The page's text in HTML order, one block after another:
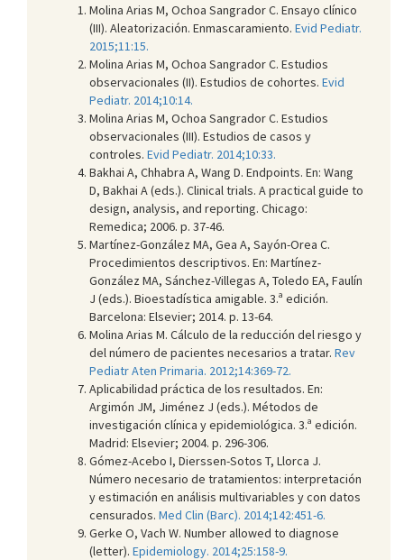
Molina Arias M, Ochoa Sangrador C. Ensayo clínico
(III). Aleatorización. Enmascaramiento. Evid Pediatr.
2015;11:15.
Molina Arias M, Ochoa Sangrador C. Estudios
observacionales (II). Estudios de cohortes. Evid
Pediatr. 2014;10:14.
Molina Arias M, Ochoa Sangrador C. Estudios
observacionales (III). Estudios de casos y
controles. Evid Pediatr. 2014;10:33.
Bakhai A, Chhabra A, Wang D. Endpoints. En: Wang
D, Bakhai A (eds.). Clinical trials. A practical guide to
design, analysis, and reporting. Chicago:
Remedica; 2006. p. 37-46.
Martínez-González MA, Gea A, Sayón-Orea C.
Procedimientos descriptivos. En: Martínez-
González MA, Sánchez-Villegas A, Toledo EA, Faulín
J (eds.). Bioestadística amigable. 3.ª edición.
Barcelona: Elsevier; 2014. p. 13-64.
Molina Arias M. Cálculo de la reducción del riesgo y
del número de pacientes necesarios a tratar. Rev
Pediatr Aten Primaria. 2012;14:369-72.
Aplicabilidad práctica de los resultados. En:
Argimón JM, Jiménez J (eds.). Métodos de
investigación clínica y epidemiológica. 3.ª edición.
Madrid: Elsevier; 2004. p. 296-306.
Gómez-Acebo I, Dierssen-Sotos T, Llorca J.
Número necesario de tratamientos: interpretación
y estimación en análisis multivariables y con datos
censurados. Med Clin (Barc). 2014;142:451-6.
Gerke O, Vach W. Number allowed to diagnose
(letter). Epidemiology. 2014;25:158-9.